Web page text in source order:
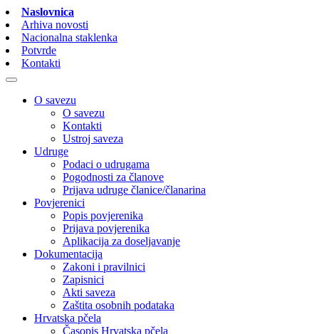
Naslovnica
Arhiva novosti
Nacionalna staklenka
Potvrde
Kontakti
O savezu
O savezu
Kontakti
Ustroj saveza
Udruge
Podaci o udrugama
Pogodnosti za članove
Prijava udruge članice/članarina
Povjerenici
Popis povjerenika
Prijava povjerenika
Aplikacija za doseljavanje
Dokumentacija
Zakoni i pravilnici
Zapisnici
Akti saveza
Zaštita osobnih podataka
Hrvatska pčela
Časopis Hrvatska pčela